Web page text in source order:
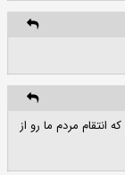
انتقام مردم ما رو از